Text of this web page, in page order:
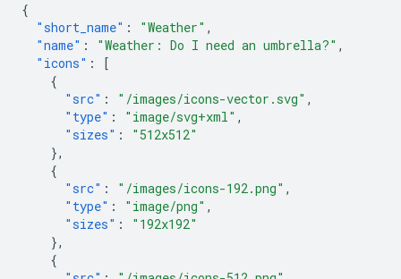
{
"short_name" : "Weather" ,
"name" : "Weather: Do I need an umbrella?" ,
"icons" :
[
{
"src" : "/images/icons-vector.svg" ,
"type" : "image/svg+xml" ,
"sizes" :
"512x512"
},
{
"src" : "/images/icons-192.png" ,
"type" : "image/png" ,
"sizes" :
"192x192"
},
{